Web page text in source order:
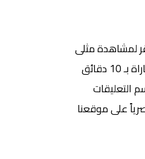
لمشاهدة مثلى
دقائق
التعليقات
على موقعنا